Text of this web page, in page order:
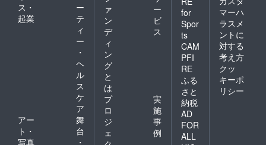
ス・
起業
ー
テ
ィ
ー
・
ヘ
ル
ス
ケ
ア
アー
ト・
写真
舞
台
・
ァ
ン
デ
ィ
ン
グ
と
は
ー
ビ
ス
プ
ロ
ジ
ェ
実
施
事
例
for
Spor
ts
CAM
PFI
RE
ふる
さと
納税
AD
FOR
ALL
マーハ
ラスメ
ントに
対する
考え方
クッ
キーポ
リシー